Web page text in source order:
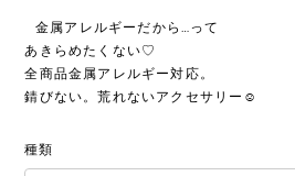
ㅤㅤㅤㅤㅤㅤㅤㅤ金属アレルギーだから…って
あきらめたくない♡
全商品金属アレルギー対応。
錆びない。荒れないアクセサリー☺︎
種類